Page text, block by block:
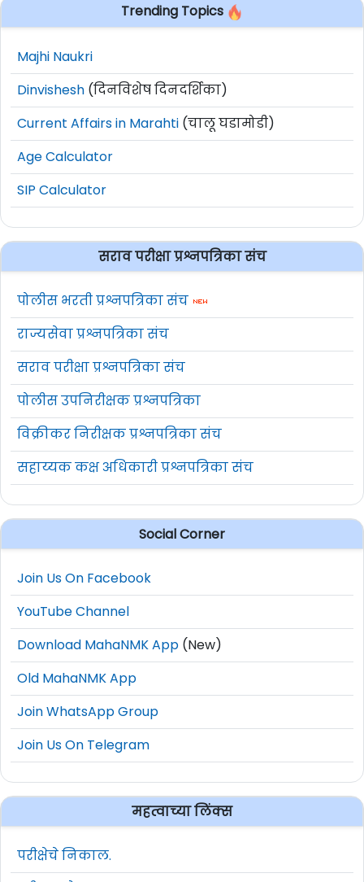
Trending Topics
Majhi Naukri
Dinvishesh (दिनविशेष दिनदर्शिका)
Current Affairs in Marahti (चालू घडामोडी)
Age Calculator
SIP Calculator
सराव परीक्षा प्रश्नपत्रिका संच
पोलीस भरती प्रश्नपत्रिका संच
राज्यसेवा प्रश्नपत्रिका संच
सराव परीक्षा प्रश्नपत्रिका संच
पोलीस उपनिरीक्षक प्रश्नपत्रिका
विक्रीकर निरीक्षक प्रश्नपत्रिका संच
सहाय्यक कक्ष अधिकारी प्रश्नपत्रिका संच
Social Corner
Join Us On Facebook
YouTube Channel
Download MahaNMK App (New)
Old MahaNMK App
Join WhatsApp Group
Join Us On Telegram
महत्वाच्या लिंक्स
परीक्षेचे निकाल.